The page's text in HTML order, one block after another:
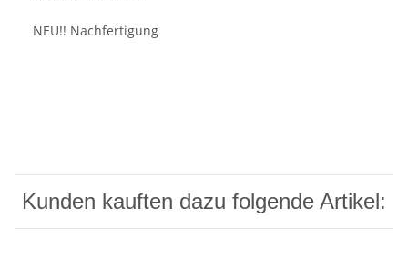
NEU!! Nachfertigung
Kunden kauften dazu folgende Artikel: